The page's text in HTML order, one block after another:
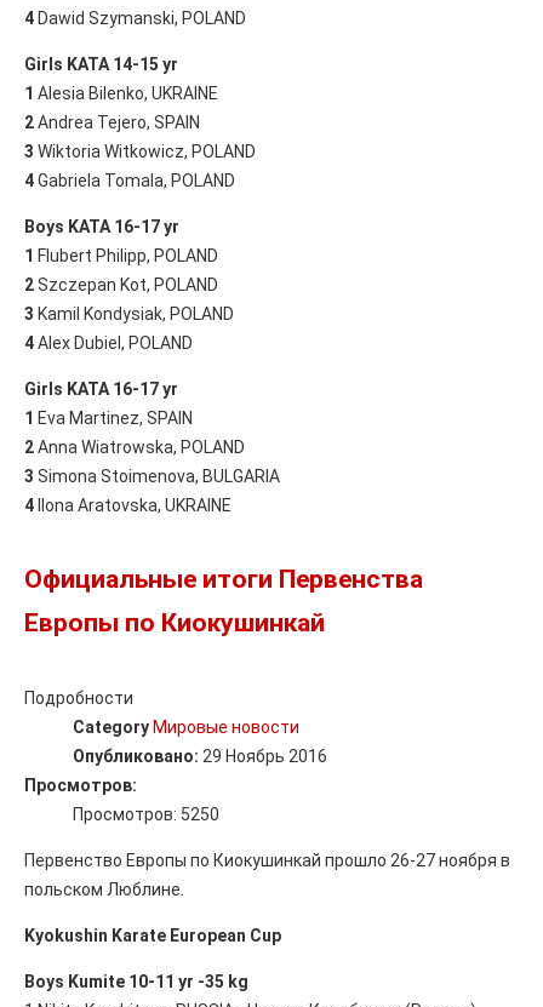
4 Dawid Szymanski, POLAND
Girls KATA 14-15 yr
1 Alesia Bilenko, UKRAINE
2Andrea Tejero, SPAIN
3 Wiktoria Witkowicz, POLAND
4Gabriela Tomala, POLAND
Boys KATA 16-17 yr
1 Flubert Philipp, POLAND
2Szczepan Kot, POLAND
3 Kamil Kondysiak, POLAND
4Alex Dubiel, POLAND
Girls KATA 16-17 yr
1 Eva Martinez, SPAIN
2Anna Wiatrowska, POLAND
3 Simona Stoimenova, BULGARIA
4 Ilona Aratovska, UKRAINE
Официальные итоги Первенства
Европы по Киокушинкай
Подробности
CategoryМировые новости
Опубликовано: 29 Ноябрь 2016
Просмотров:
Просмотров: 5250
Первенство Европы по Киокушинкай прошло 26-27 ноября в
польском Люблине.
Kyokushin Karate European Cup
Boys Kumite 10-11 yr -35 kg